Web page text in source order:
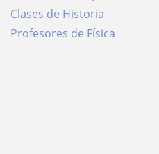
Clases de Historia
Profesores de Física